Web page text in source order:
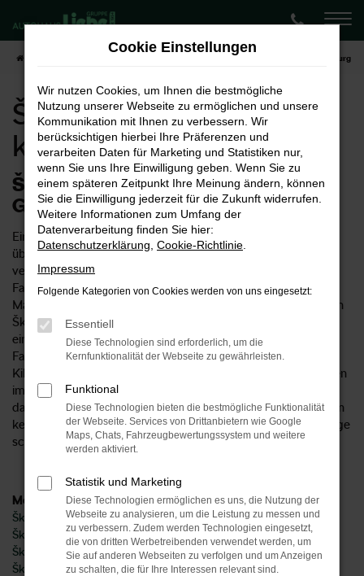
Zum
Hauptinhalt
springen
Škoda Jahreswagen kaufen für Magdeburg
Škoda Jahreswagen
kaufen für Magdeburg
Škoda Jahreswagen – der
Geldbeutelschoner für Magdeburg
Ein Škoda Jahreswagen ist nicht nur presiwert, sondern
überzeugt auch in qualitativer Hinsicht. Viele Experten
vertreten sogar die Position, dass sich mit keiner anderen
Fahrzeugform ein besseres Preis-Leistungs-Verhältnis für
Magdeburg oder anderswo erzielen lässt. Fest steht, dass ein
Škoda Jahreswagen oftmals bis zu 40 Prozent günstiger als
ein Neuwagen ist. Qualitativ stehen die Modelle den neuen
Fahrzeugen in nichts nach und sind meist nur wenige
Kilometer gelaufen. Natürlich werden alle Škoda Jahreswagen
im Autohaus Liebe gründlich überprüft. Wir verkaufen erst
dann an unsere Kundinnen und Kunden aus Magdeburg, wenn
keine Schäden oder Mängel festzustellen sind. Unfallfahrzeuge
schließen wir ohnehin als Škoda Jahreswagen aus.
Modelle
Škoda Fabia Jahreswagen Magdeburg
Škoda Karoq Jahreswagen Magdeburg
Škoda Kodiaq Jahreswagen Magdeburg
Škoda Octavia Jahreswagen Magdeburg
Cookie Einstellungen
Wir nutzen Cookies, um Ihnen die bestmögliche
Nutzung unserer Webseite zu ermöglichen und unsere
Kommunikation mit Ihnen zu verbessern. Wir
berücksichtigen hierbei Ihre Präferenzen und
verarbeiten Daten für Marketing und Statistiken nur,
wenn Sie uns Ihre Einwilligung geben. Wenn Sie zu
einem späteren Zeitpunkt Ihre Meinung ändern, können
Sie die Einwilligung jederzeit für die Zukunft widerrufen.
Weitere Informationen zum Umfang der
Datenverarbeitung finden Sie hier:
Datenschutzerklärung Cookie-Richtlinie
Impressum
Folgende Kategorien von Cookies werden von uns eingesetzt:
Essentiell
Diese Technologien sind erforderlich, um die
Kernfunktionalität der Webseite zu gewährleisten.
Funktional
Diese Technologien bieten die bestmögliche Funktionalität
der Webseite. Services von Drittanbietern wie Google
Maps, Chats, Fahrzeugbewertungssystem und weitere
werden aktiviert.
Statistik und Marketing
Diese Technologien ermöglichen es uns, die Nutzung der
Webseite zu analysieren, um die Leistung zu messen und
zu verbessern. Zudem werden Technologien eingesetzt,
die von dritten Werbetreibenden verwendet werden, um
Sie auf anderen Webseiten zu verfolgen und um Anzeigen
zu schalten, die für Ihre Interessen relevant sind.